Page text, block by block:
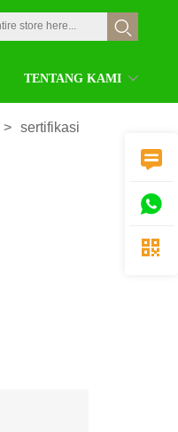
TENTANG KAMI
> sertifikasi


